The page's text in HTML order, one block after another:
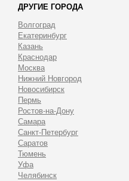
ДРУГИЕ ГОРОДА
Волгоград
Екатеринбург
Казань
Краснодар
Москва
Нижний Новгород
Новосибирск
Пермь
Ростов-на-Дону
Самара
Санкт-Петербург
Саратов
Тюмень
Уфа
Челябинск